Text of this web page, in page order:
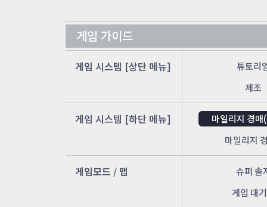
게임 가이드
게임 시스템 [상단 메뉴]
튜토리
제조
게임 시스템 [하단 메뉴]
마일리지 경
마일리지
게임모드 / 맵
슈퍼 솔
게임 대